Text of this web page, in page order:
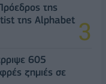
της
της Alphabet
605
ζημιές σε